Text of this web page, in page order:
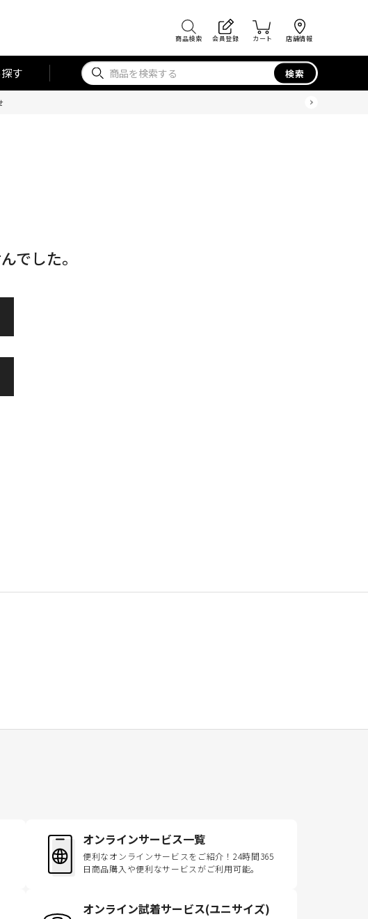
商品検索 会員登録 カート 店舗情報
す 検索
でした。
オンラインサービス一覧
便利なオンラインサービスをご紹介！24時間365
日商品購入や便利なサービスがご利用可能。
オンライン試着サービス(ユニサイズ)